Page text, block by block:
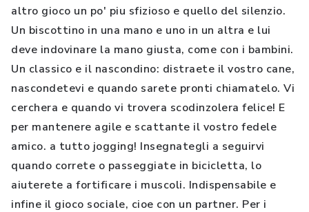
altro gioco un po' piu sfizioso e quello del silenzio.
Un biscottino in una mano e uno in un altra e lui
deve indovinare la mano giusta, come con i bambini.
Un classico e il nascondino: distraete il vostro cane,
nascondetevi e quando sarete pronti chiamatelo. Vi
cerchera e quando vi trovera scodinzolera felice! E
per mantenere agile e scattante il vostro fedele
amico. a tutto jogging! Insegnategli a seguirvi
quando correte o passeggiate in bicicletta, lo
aiuterete a fortificare i muscoli. Indispensabile e
infine il gioco sociale, cioe con un partner. Per i